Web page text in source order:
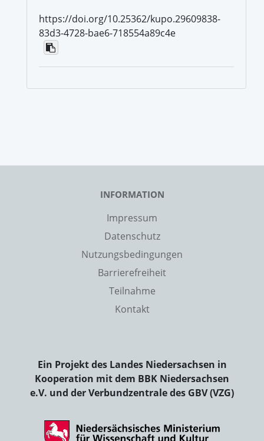
https://doi.org/10.25362/kupo.29609838-
83d3-4728-bae6-718554a89c4e
INFORMATION
Impressum
Datenschutz
Nutzungsbedingungen
Barrierefreiheit
Teilnahme
Kontakt
Ein Projekt des Landes Niedersachsen in
Kooperation mit dem BBK Niedersachsen
e.V. und der Verbundzentrale des GBV (VZG)